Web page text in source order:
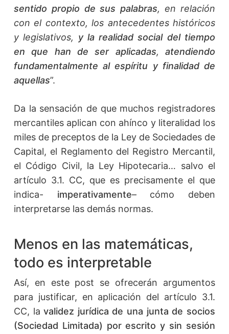
sentido propio de sus palabras, en relación
con el contexto, los antecedentes históricos
y legislativos, y la realidad social del tiempo
en que han de ser aplicadas,atendiendo
fundamentalmente al espíritu y finalidad de
aquellas”.
Da la sensación de que muchos registradores
mercantiles aplican con ahínco y literalidad los
miles de preceptos de la Ley de Sociedades de
Capital, el Reglamento del Registro Mercantil,
el Código Civil, la Ley Hipotecaria… salvo el
artículo 3.1. CC, que es precisamente el que
indica- imperativamente– cómo deben
interpretarse las demás normas.
Menos en las matemáticas,
todo es interpretable
Así, en este post se ofrecerán argumentos
para justificar, en aplicación del artículo 3.1.
CC, lavalidez jurídica de una junta de socios
(Sociedad Limitada) por escrito y sin sesión